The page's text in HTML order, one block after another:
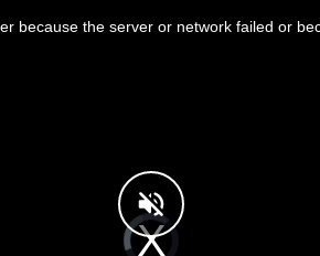
V
i
d
because the server or network failed or